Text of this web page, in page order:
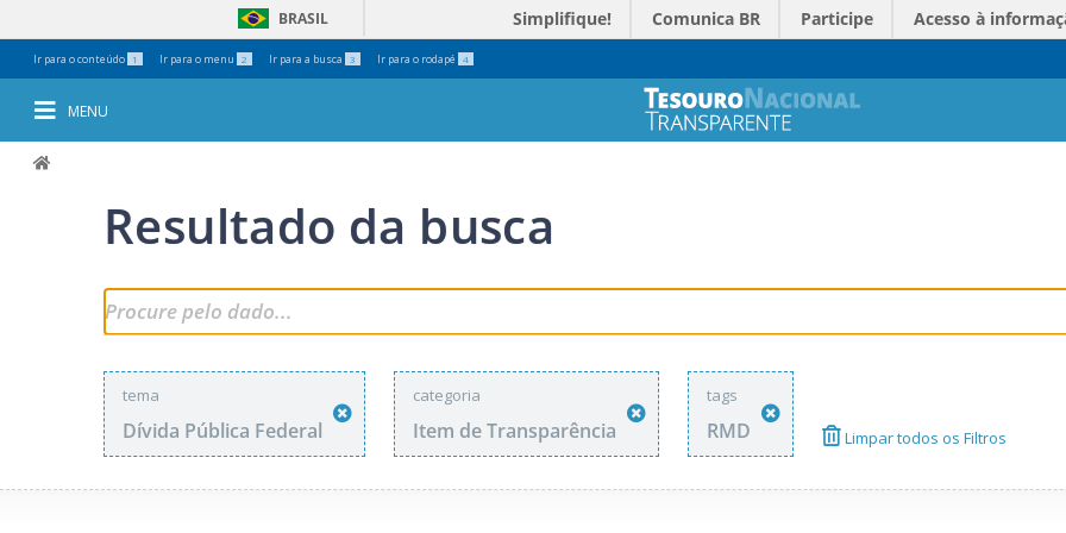
Ir para o conteúdo 1 Ir para o menu 2 Ir para a busca 3 Ir para o rodapé 4
BRASIL Simplifique! Comunica BR Participe Acesso à
MENU
Resultado da busca
tema
Dívida Pública Federal
categoria
Item de Transparência
tags
RMD Limpar todos os Filtros